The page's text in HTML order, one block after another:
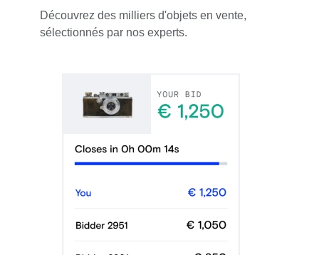
Découvrez des milliers d'objets en vente,
sélectionnés par nos experts.